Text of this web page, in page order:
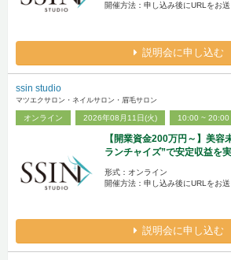
開催方法：申し込み後にURLをお
説明会に申し込む
ssin studio
マツエクサロン・ネイルサロン・眉毛サロン
オンライン 2026年08月11日(火) 10:00 ~ 20:00
【開業資金200万円～】美容
ランチャイズ”で安定収益を実
形式：オンライン
開催方法：申し込み後にURLをお
説明会に申し込む